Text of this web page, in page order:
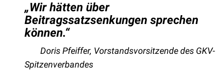
„Wir hätten über
Beitragssatzsenkungen sprechen
können.“
Doris Pfeiffer, Vorstandsvorsitzende des GKV-
Spitzenverbandes